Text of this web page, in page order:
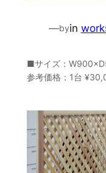
—byin
■サイズ：
参考価格：1台